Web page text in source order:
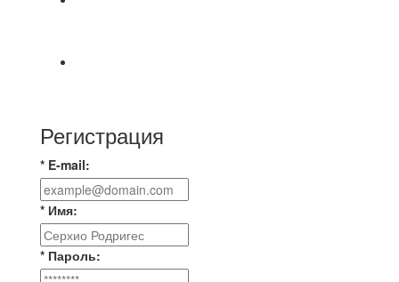
Регистрация
* E-mail:
* Имя:
* Пароль: